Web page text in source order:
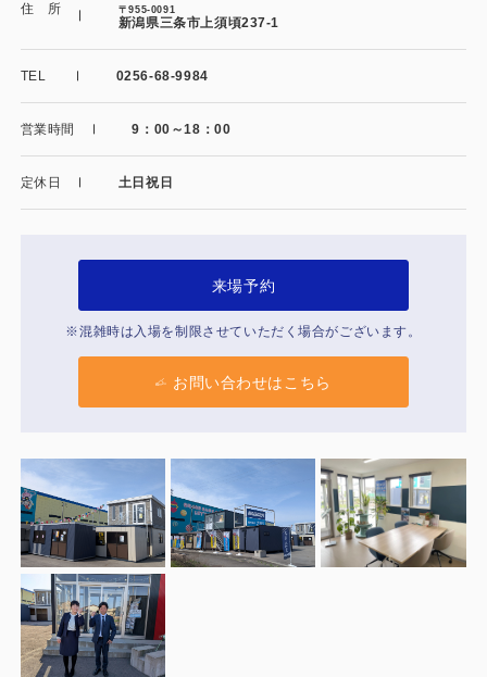
製品特長と納入までの流れ
ユニットハウス
危険物保管庫
住 所 〒955-0091
新潟県三条市上須頃237-1
TEL 0256-68-9984
営業時間 9：00～18：00
定休日 土日祝日
来場予約
※混雑時は入場を制限させていただく場合がございます。
お問い合わせはこちら